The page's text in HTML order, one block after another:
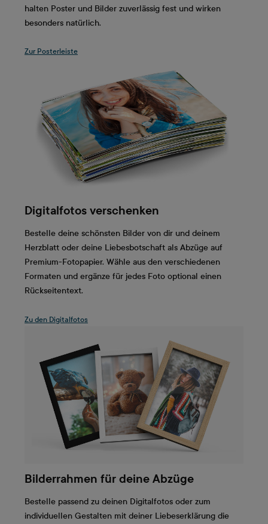
halten Poster und Bilder zuverlässig fest und wirken
besonders natürlich.
Zur Posterleiste
Digitalfotos verschenken
Bestelle deine schönsten Bilder von dir und deinem
Herzblatt oder deine Liebesbotschaft als Abzüge auf
Premium-Fotopapier. Wähle aus den verschiedenen
Formaten und ergänze für jedes Foto optional einen
Rückseitentext.
Zu den Digitalfotos
Bilderrahmen für deine Abzüge
Bestelle passend zu deinen Digitalfotos oder zum
individuellen Gestalten mit deiner Liebeserklärung die